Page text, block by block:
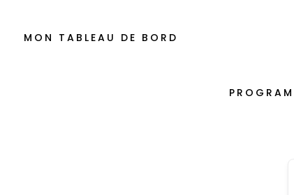
MON TABLEAU DE BORD